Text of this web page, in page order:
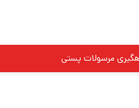
مرسولات پستی